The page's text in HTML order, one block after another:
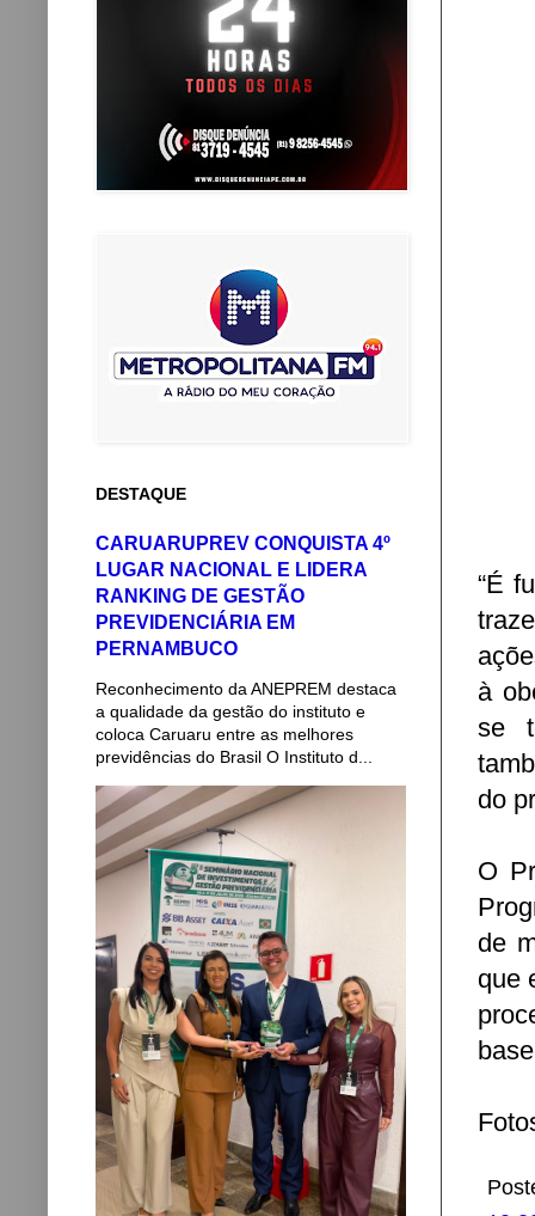
“É
à
se
do
O
de
que
DESTAQUE
CARUARUPREV CONQUISTA 4º
LUGAR NACIONAL E LIDERA
RANKING DE GESTÃO
PREVIDENCIÁRIA EM
PERNAMBUCO
Reconhecimento da ANEPREM destaca
a qualidade da gestão do instituto e
coloca Caruaru entre as melhores
previdências do Brasil O Instituto d...